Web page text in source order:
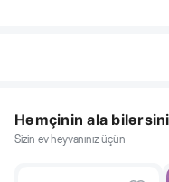
Həmçinin ala
Sizin ev heyvanınız üçün